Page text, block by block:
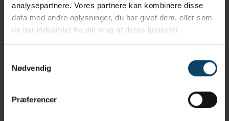
analysepartnere. Vores partnere kan kombinere disse
data med andre oplysninger, du har givet dem, eller som
de har indsamlet fra din brug af deres tjenester.
Nødvendig
Præferencer
Materiale:
Sterilitet: Steril
Levering og Forsendelse
20 stk.
EN388
EN ISO 21420:2020